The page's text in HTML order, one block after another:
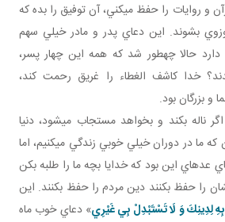
و روايات را حفظ مي کني، آن توفيق را بده که
بشوند. اين دعاي پدر و مادر خيلي سهم
حالا چه طور شد که همه اين چهار پسر،
خدا کاشف الغطاء را غريق رحمت کند،
بزرگان بود.
ناله بکند و بخواهد مستجاب می­شود، دنيا
که ما در دوران خيلي خوبي زندگي مي کنيم، اما
عده اي اين بود که خدايا بچه ما را طلبه بکن
را حفظ بکنند دين مردم را حفظ بکنند. اين
لِدِينِكَ وَ لَا تَسْتَبْدِلْ بِي غَيْرِي» دعاي خوب ماه